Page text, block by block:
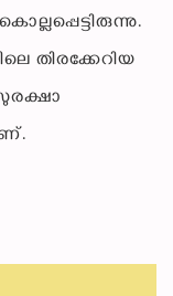
തിരക്കേറിയ